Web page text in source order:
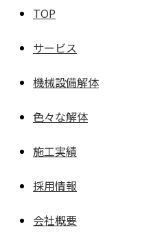
TOP
サービス
機械設備解体
色々な解体
施工実績
採用情報
会社概要